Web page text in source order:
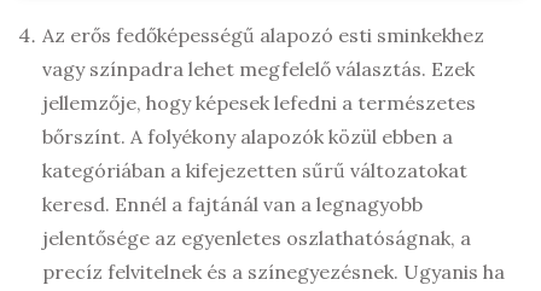
Az erős fedőképességű alapozó esti sminkekhez
vagy színpadra lehet megfelelő választás. Ezek
jellemzője, hogy képesek lefedni a természetes
bőrszínt. A folyékony alapozók közül ebben a
kategóriában a kifejezetten sűrű változatokat
keresd. Ennél a fajtánál van a legnagyobb
jelentősége az egyenletes oszlathatóságnak, a
precíz felvitelnek és a színegyezésnek. Ugyanis ha